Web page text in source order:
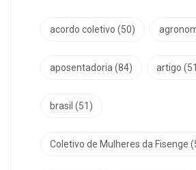
acordo coletivo (50)
aposentadoria(84) artigo
brasil (51)
Coletivo de Mulheres da Fisenge